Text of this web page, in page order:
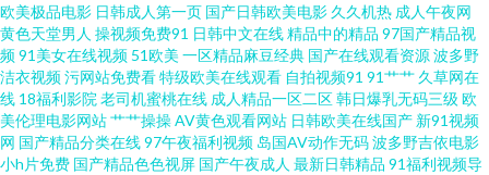
韩无码内射 伊人网玖玖久 91网址成人TV www伊人久久 国产成人精 久久艹网
日韩e级免费 91精品豆花 俺去也最新 国产51自拍 极品尤物视频 美日欧中少
妇 丝袜性爱 69导航 97色色网址 超碰人人操人人爱 国产极品久久 欧美第1页
欧美极品电影 日韩成人第一页 国产日韩欧美电影 久久机热 成人午夜网
黄色天堂男人 操视频免费91 日韩中文在线精品中的精品 97国产精品视
频91美女在线视频 51欧美 一区精品麻豆经典 国产在线观看资源波多野
洁衣视频污网站免费看特级欧美在线观看 自拍视频91 91艹艹 久草网在
线 18福利影院 老司机蜜桃在线 成人精品一区二区韩日爆乳无码三级 欧
美伦理电影网站艹艹操操AV黄色观看网站 日韩欧美在线国产 新91视频
网 国产精品分类在线97午夜福利视频 岛国AV动作无码波多野吉依电影
小h片免费 国产精品色色视屏 国产午夜成人 最新日韩精品 91福利视频导